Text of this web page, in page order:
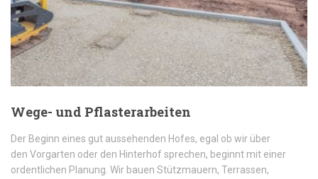
Wege- und Pflasterarbeiten
Der Beginn eines gut aussehenden Hofes, egal ob wir über
den Vorgarten oder den Hinterhof sprechen, beginnt mit einer
ordentlichen Planung. Wir bauen Stützmauern, Terrassen,